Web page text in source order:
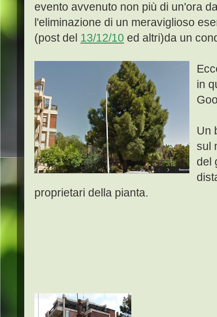
evento avvenuto non più di un'ora
l'eliminazione di un meraviglioso
(post del 13/12/10 ed altri)da un
in
Un
sul
del
proprietari della pianta.